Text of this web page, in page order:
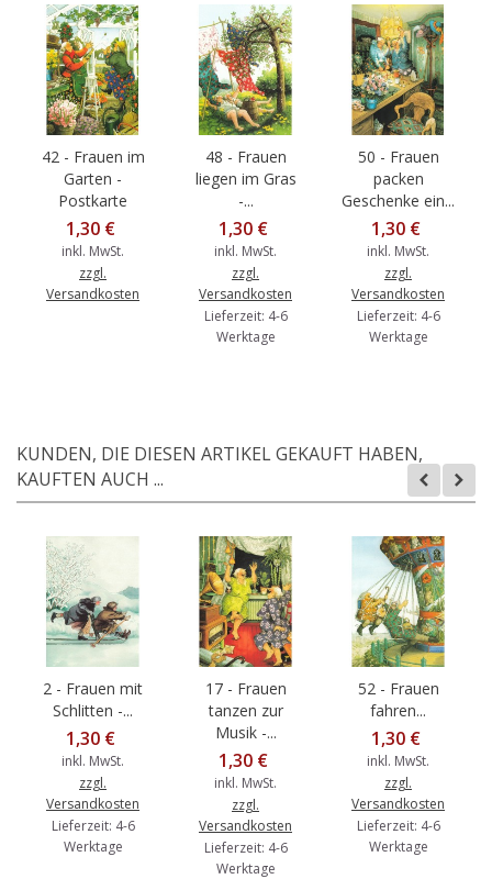
42 - Frauen im
Garten -
Postkarte
1,30 €
inkl. MwSt.
zzgl.
Versandkosten
48 - Frauen
liegen im Gras
-...
1,30 €
inkl. MwSt.
zzgl.
Versandkosten
Lieferzeit: 4-6
Werktage
50 - Frauen
packen
Geschenke ein...
1,30 €
inkl. MwSt.
zzgl.
Versandkosten
Lieferzeit: 4-6
Werktage
KUNDEN, DIE DIESEN ARTIKEL GEKAUFT HABEN,
KAUFTEN AUCH ...
2 - Frauen mit
Schlitten -...
1,30 €
inkl. MwSt.
zzgl.
Versandkosten
Lieferzeit: 4-6
Werktage
17 - Frauen
tanzen zur
Musik -...
1,30 €
inkl. MwSt.
zzgl.
Versandkosten
Lieferzeit: 4-6
Werktage
52 - Frauen
fahren...
1,30 €
inkl. MwSt.
zzgl.
Versandkosten
Lieferzeit: 4-6
Werktage